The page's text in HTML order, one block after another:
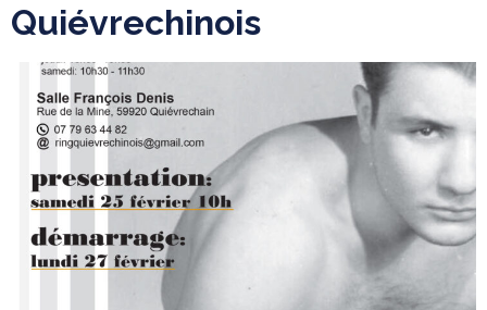
Quiévrechinois